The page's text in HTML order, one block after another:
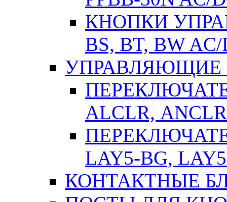
КНОПКИ
BS, BT, BW AC/
УПРАВЛЯЮЩИЕ
АLСLR, АNСLR
LAY5-BG,
КОНТАКТНЫЕ